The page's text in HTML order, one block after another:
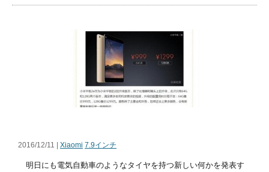
2016/12/11 | Xiaomi 7.9インチ
明日にも電気自動車のようなタイヤを持つ新しい何かを発表す